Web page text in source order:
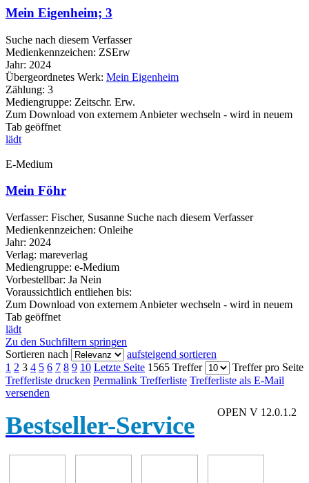
Mein Eigenheim; 3
Suche nach diesem Verfasser
Medienkennzeichen: ZSErw
Jahr: 2024
Übergeordnetes Werk: Mein Eigenheim
Zählung: 3
Mediengruppe: Zeitschr. Erw.
Zum Download von externem Anbieter wechseln - wird in neuem
Tab geöffnet
lädt
E-Medium
Mein Föhr
Verfasser: Fischer, Susanne Suche nach diesem Verfasser
Medienkennzeichen: Onleihe
Jahr: 2024
Verlag: mareverlag
Mediengruppe: e-Medium
Vorbestellbar: Ja Nein
Voraussichtlich entliehen bis:
Zum Download von externem Anbieter wechseln - wird in neuem
Tab geöffnet
lädt
Zu den Suchfiltern springen
Sortieren nach
aufsteigend sortieren
1 2 3 4 5 6 7 8 9 10 Letzte Seite 1565 Treffer
Treffer pro Seite
Trefferliste drucken Permalink Trefferliste Trefferliste als E-Mail
versenden
OPEN V 12.0.1.2
Bestseller-Service